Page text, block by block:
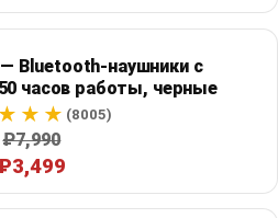
— Bluetooth-наушники с
часов работы, черные
(8005)
₽7,990